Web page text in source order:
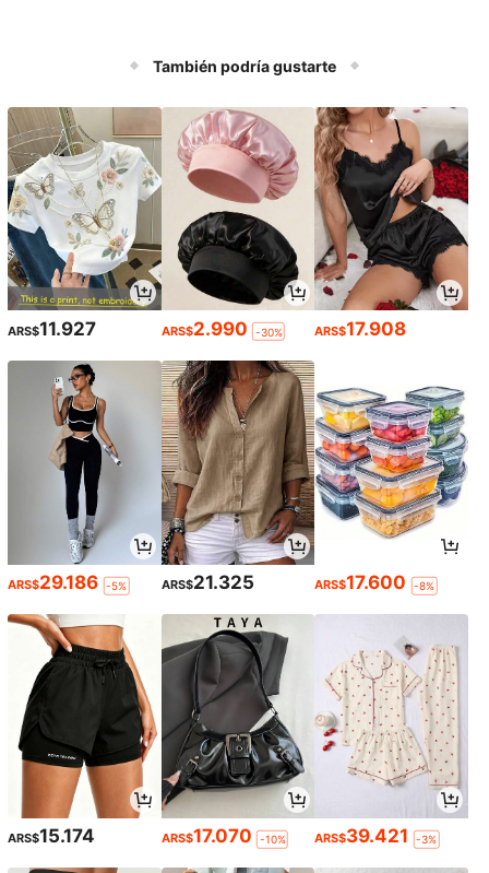
También podría gustarte
ARS$11.927 ARS$2.990 -30% ARS$17.908
ARS$29.186 -5% ARS$21.325 ARS$17.600 -8%
ARS$15.174 ARS$17.070 -10% ARS$39.421 -3%